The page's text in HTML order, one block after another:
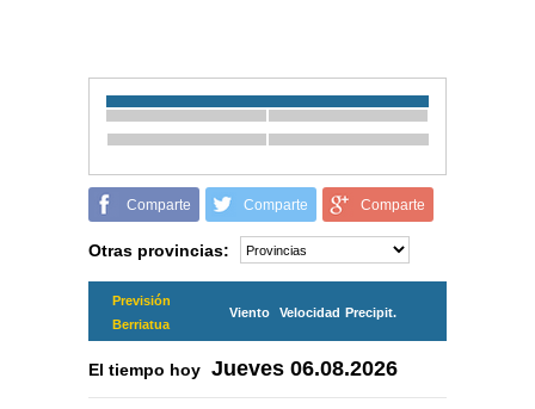
Comparte Comparte Comparte
Otras provincias:
Previsión
Berriatua
Viento Velocidad Precipit.
El tiempo hoy Jueves 06.08.2026